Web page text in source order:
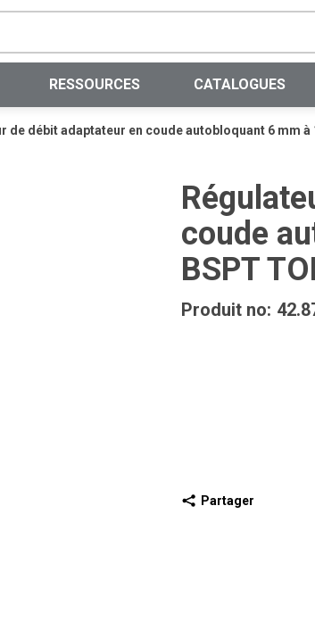
RESSOURCES CATALOGUES
de débit adaptateur en coude autobloquant 6 mm
coude
BSPT
Produit no:
Partager